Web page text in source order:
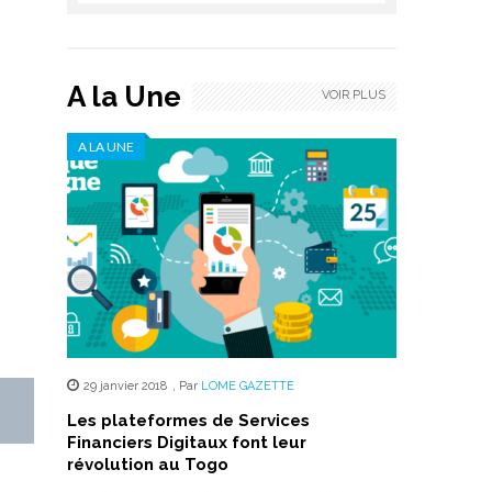
A la Une
A LA UNE
29 janvier 2018 , Par LOME GAZETTE
Les plateformes de Services
Financiers Digitaux font leur
révolution au Togo
VOIR PLUS